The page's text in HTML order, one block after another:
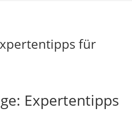
für
Expertentipps